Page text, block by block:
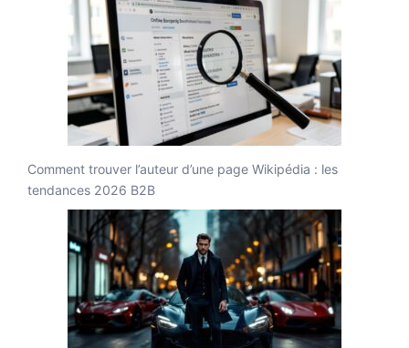
Comment trouver l’auteur d’une page Wikipédia : les
tendances 2026 B2B